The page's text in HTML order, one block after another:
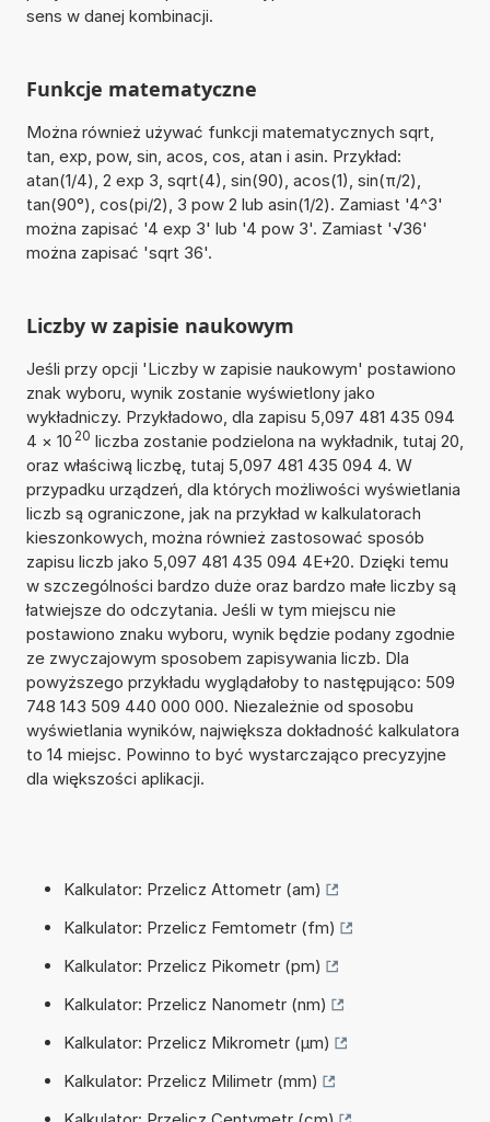
sens w danej kombinacji.
Funkcje matematyczne
Można również używać funkcji matematycznych sqrt,
tan, exp, pow, sin, acos, cos, atan i asin. Przykład:
atan(1/4), 2 exp 3, sqrt(4), sin(90), acos(1), sin(π/2),
tan(90°), cos(pi/2), 3 pow 2 lub asin(1/2). Zamiast '4^3'
można zapisać '4 exp 3' lub '4 pow 3'. Zamiast '√36'
można zapisać 'sqrt 36'.
Liczby w zapisie naukowym
Jeśli przy opcji 'Liczby w zapisie naukowym' postawiono
znak wyboru, wynik zostanie wyświetlony jako
wykładniczy. Przykładowo, dla zapisu 5,097 481 435 094
4 × 10 20 liczba zostanie podzielona na wykładnik, tutaj 20,
oraz właściwą liczbę, tutaj 5,097 481 435 094 4. W
przypadku urządzeń, dla których możliwości wyświetlania
liczb są ograniczone, jak na przykład w kalkulatorach
kieszonkowych, można również zastosować sposób
zapisu liczb jako 5,097 481 435 094 4E+20. Dzięki temu
w szczególności bardzo duże oraz bardzo małe liczby są
łatwiejsze do odczytania. Jeśli w tym miejscu nie
postawiono znaku wyboru, wynik będzie podany zgodnie
ze zwyczajowym sposobem zapisywania liczb. Dla
powyższego przykładu wyglądałoby to następująco: 509
748 143 509 440 000 000. Niezależnie od sposobu
wyświetlania wyników, największa dokładność kalkulatora
to 14 miejsc. Powinno to być wystarczająco precyzyjne
dla większości aplikacji.
Kalkulator: Przelicz Attometr (am)
Kalkulator: Przelicz Femtometr (fm)
Kalkulator: Przelicz Pikometr (pm)
Kalkulator: Przelicz Nanometr (nm)
Kalkulator: Przelicz Mikrometr (µm)
Kalkulator: Przelicz Milimetr (mm)